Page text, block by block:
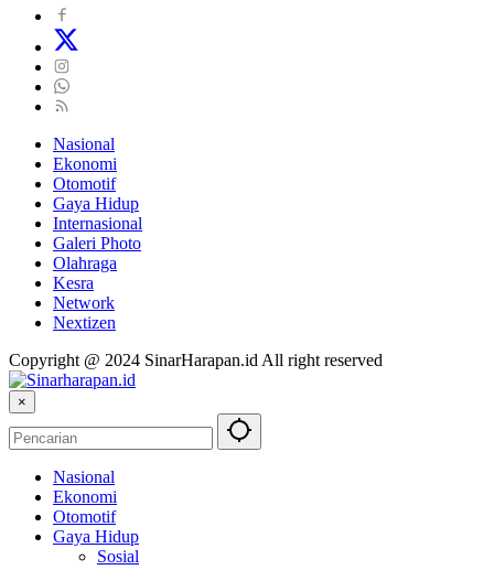
Nasional
Ekonomi
Otomotif
Gaya Hidup
Internasional
Galeri Photo
Olahraga
Kesra
Network
Nextizen
Copyright @ 2024 SinarHarapan.id All right reserved
×
Nasional
Ekonomi
Otomotif
Gaya Hidup
Sosial